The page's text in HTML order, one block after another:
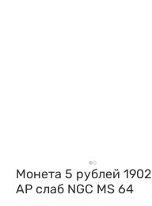
Монета 5 рублей 1902
АР слаб NGC MS 64